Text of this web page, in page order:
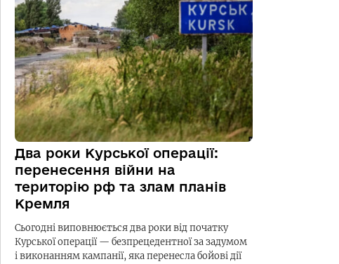
Два роки Курської операції:
перенесення війни на
територію рф та злам планів
Кремля
Сьогодні виповнюється два роки від початку
Курської операції — безпрецедентної за задумом
і виконанням кампанії, яка перенесла бойові дії